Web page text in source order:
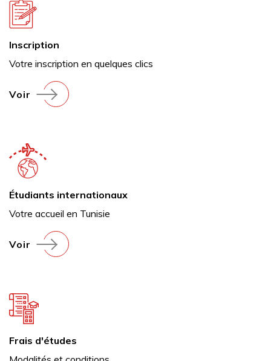
Inscription
Votre inscription en quelques clics
Voir
Étudiants internationaux
Votre accueil en Tunisie
Voir
Frais d'études